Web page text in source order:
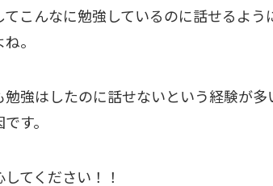
てこんなに勉強しているのに話せるよ
。
強はしたのに話せないという経験が多
す。
てください！！